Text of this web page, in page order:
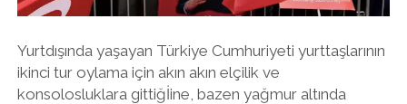
Yurtdışında yaşayan Türkiye Cumhuriyeti yurttaşlarının
ikinci tur oylama için akın akın elçilik ve
konsolosluklara gittiğİine, bazen yağmur altında